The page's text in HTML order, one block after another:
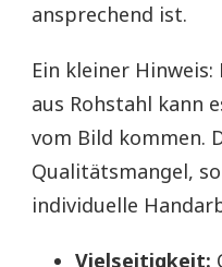
ansprechend ist.
Ein kleiner
aus Rohstahl kann
vom Bild kommen.
Qualitätsmangel,
individuelle
Vielseitigkeit: